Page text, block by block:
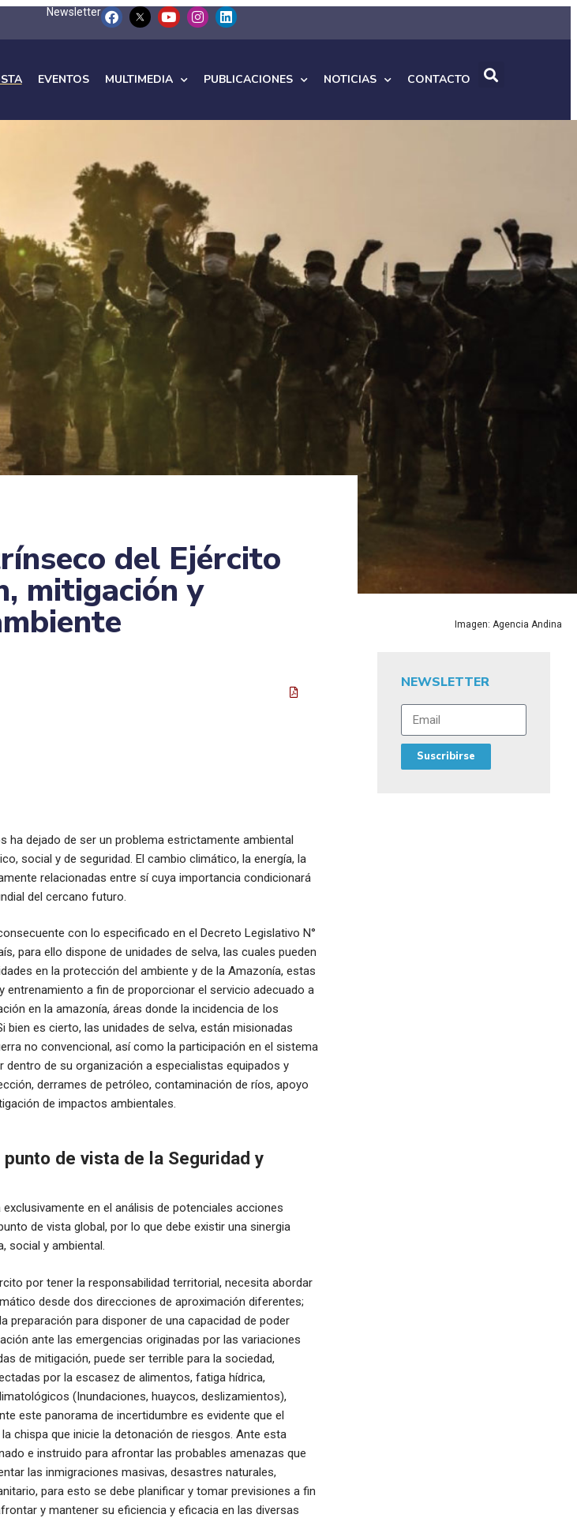
Newsletter
EVENTOS MULTIMEDIA PUBLICACIONES NOTICIAS CONTACTO
del Ejército
mitigación y
ha dejado de ser un problema estrictamente ambiental
social y de seguridad. El cambio climático, la energía, la
relacionadas entre sí cuya importancia condicionará
del cercano futuro.
con lo especificado en el Decreto Legislativo N°
para ello dispone de unidades de selva, las cuales pueden
en la protección del ambiente y de la Amazonía, estas
entrenamiento a fin de proporcionar el servicio adecuado a
en la amazonía, áreas donde la incidencia de los
es cierto, las unidades de selva, están misionadas
no convencional, así como la participación en el sistema
de su organización a especialistas equipados y
derrames de petróleo, contaminación de ríos, apoyo
de impactos ambientales.
de vista de la Seguridad y
en el análisis de potenciales acciones
de vista global, por lo que debe existir una sinergia
social y ambiental.
por tener la responsabilidad territorial, necesita abordar
desde dos direcciones de aproximación diferentes;
preparación para disponer de una capacidad de poder
ante las emergencias originadas por las variaciones
de mitigación, puede ser terrible para la sociedad,
por la escasez de alimentos, fatiga hídrica,
(Inundaciones, huaycos, deslizamientos),
este panorama de incertidumbre es evidente que el
chispa que inicie la detonación de riesgos. Ante esta
e instruido para afrontar las probables amenazas que
las inmigraciones masivas, desastres naturales,
para esto se debe planificar y tomar previsiones a fin
y mantener su eficiencia y eficacia en las diversas
Imagen: Agencia Andina
NEWSLETTER
Suscribirse